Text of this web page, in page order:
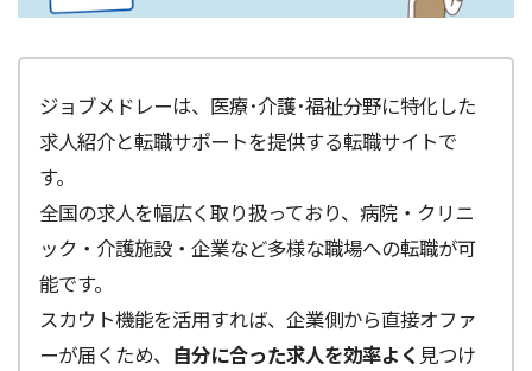
ジョブメドレーは、医療･介護･福祉分野に特化した
求人紹介と転職サポートを提供する転職サイトで
す。
全国の求人を幅広く取り扱っており、病院・クリニ
ック・介護施設・企業など多様な職場への転職が可
能です。
スカウト機能を活用すれば、企業側から直接オファ
ーが届くため、 自分に合った求人を効率よく見つけ